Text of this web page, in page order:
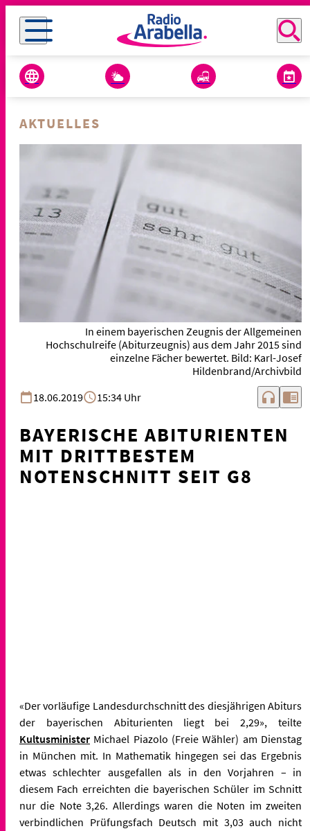
AKTUELLES
In einem bayerischen Zeugnis der Allgemeinen
Hochschulreife (Abiturzeugnis) aus dem Jahr 2015 sind
einzelne Fächer bewertet. Bild: Karl-Josef
Hildenbrand/Archivbild
18.06.2019
15:34 Uhr headphones chrome_reader_mode
BAYERISCHE ABITURIENTEN
MIT DRITTBESTEM
NOTENSCHNITT SEIT G8
«Der vorläufige Landesdurchschnitt des diesjährigen Abiturs
der bayerischen Abiturienten liegt bei 2,29», teilte
Kultusminister Michael Piazolo (Freie Wähler) am Dienstag
in München mit. In Mathematik hingegen sei das Ergebnis
etwas schlechter ausgefallen als in den Vorjahren – in
diesem Fach erreichten die bayerischen Schüler im Schnitt
nur die Note 3,26. Allerdings waren die Noten im zweiten
verbindlichen Prüfungsfach Deutsch mit 3,03 auch nicht